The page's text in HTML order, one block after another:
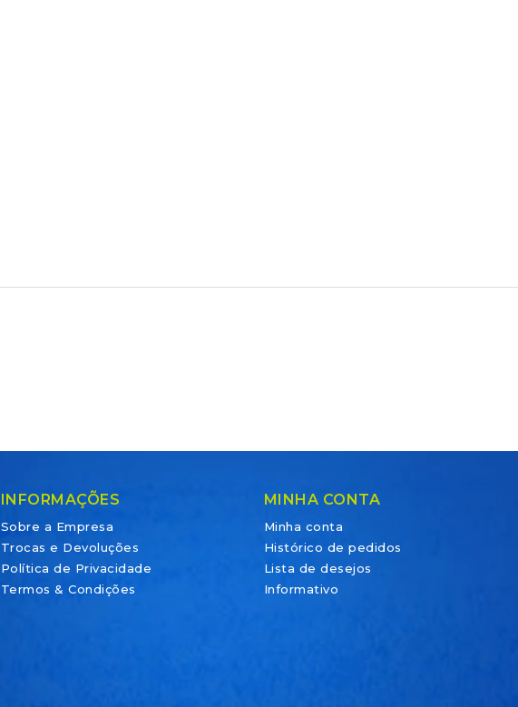
INFORMAÇÕES
Sobre a Empresa
Trocas e Devoluções
Política de Privacidade
Termos & Condições
MINHA CONTA
Minha conta
Histórico de pedidos
Lista de desejos
Informativo